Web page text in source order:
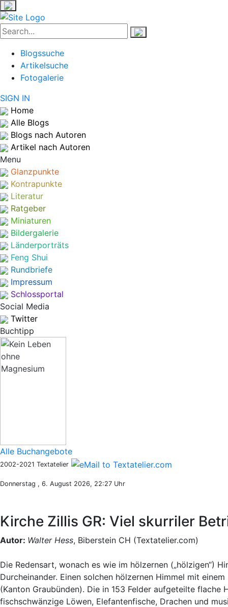
Blogssuche
Artikelsuche
Fotogalerie
SIGN IN
Home
Alle Blogs
Blogs nach Autoren
Artikel nach Autoren
Menu
Glanzpunkte
Kontrapunkte
Literatur
Ratgeber
Miniaturen
Bildergalerie
Länderporträts
Feng Shui
Rundbriefe
Impressum
Schlossportal
Social Media
Twitter
Buchtipp
Alle Buchangebote
2002-2021 Textatelier
Donnerstag , 6. August 2026, 22:27 Uhr
Kirche Zillis GR: Viel skurriler
Autor: Walter Hess, Biberstein CH (Textatelier.com)
Die Redensart, wonach es wie im hölzernen („hölzigen“)
Durcheinander. Einen solchen hölzernen Himmel mit
(Kanton Graubünden). Die in 153 Felder aufgeteilte
fischschwänzige Löwen, Elefantenfische, Drachen und